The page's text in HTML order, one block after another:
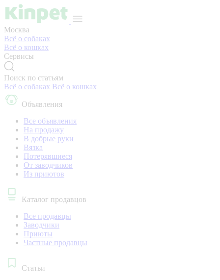
Москва
Всё о собаках
Всё о кошках
Сервисы
Поиск по статьям
Всё о собаках Всё о кошках
Объявления
Все объявления
На продажу
В добрые руки
Вязка
Потерявшиеся
От заводчиков
Из приютов
Каталог продавцов
Все продавцы
Заводчики
Приюты
Частные продавцы
Статьи